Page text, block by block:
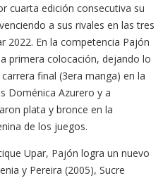
cuarta edición consecutiva su
a sus rivales en las tres
2022. En la competencia Pajón
primera colocación, dejando lo
final (3era manga) en la
Doménica Azurero y a
plata y bronce en la
de los juegos.
Upar, Pajón logra un nuevo
y Pereira (2005), Sucre